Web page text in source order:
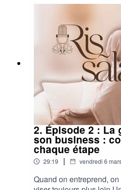
2. Épisode 2 : La
son business :
chaque étape
29:19 | vendredi 6
Quand on entreprend,